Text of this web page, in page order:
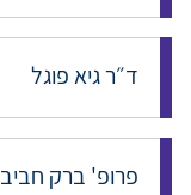
ד״ר גיא פוגל
פרופ' ברק חביב